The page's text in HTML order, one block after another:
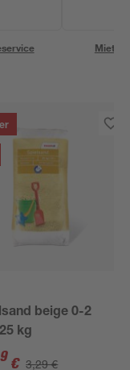
beige 0-2
kg
€ 3,29 €